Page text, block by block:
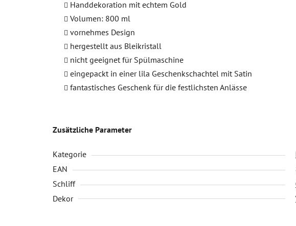
Handdekoration mit echtem Gold
Volumen: 800 ml
vornehmes Design
hergestellt aus Bleikristall
nicht geeignet für Spülmaschine
eingepackt in einer lila Geschenkschachtel mit Satin
fantastisches Geschenk für die festlichsten Anlässe
Zusätzliche Parameter
Kategorie
EAN
Schliff
Dekor